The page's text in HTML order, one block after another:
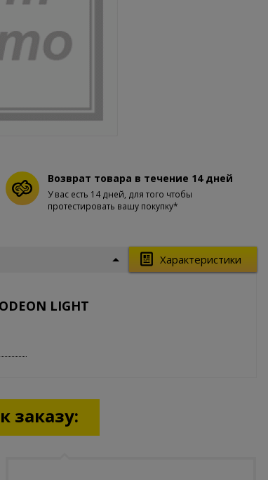
Возврат товара в течение 14 дней
У вас есть 14 дней, для того чтобы
протестировать вашу покупку*
Характеристики
LIGHT
заказу: